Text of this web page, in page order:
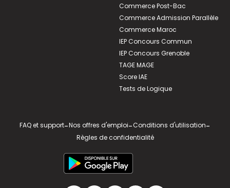
Commerce Post-Bac
Commerce Admission Parallèle
Commerce Maroc
IEP Concours Commun
IEP Concours Grenoble
TAGE MAGE
Score IAE
Tests de Logique
FAQ et support-Nos offres d'emploi-Conditions d'utilisation-
Règles de confidentialité